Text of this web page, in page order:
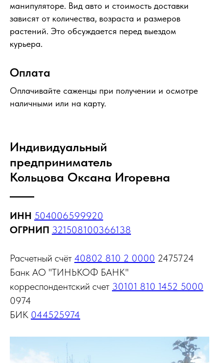
манипуляторе. Вид авто и стоимость доставки
зависят от количества, возраста и размеров
растений. Это обсуждается перед выездом
курьера.
Оплата
Оплачивайте саженцы при получении и осмотре
наличными или на карту.
Индивидуальный
предприниматель
Кольцова Оксана Игоревна
ИНН 504006599920
ОГРНИП 321508100366138
Расчетный счёт 40802 810 2 0000 2475724
Банк АО "ТИНЬКОФ БАНК"
корреспондентский счет 30101 810 1452 5000
0974
БИК 044525974